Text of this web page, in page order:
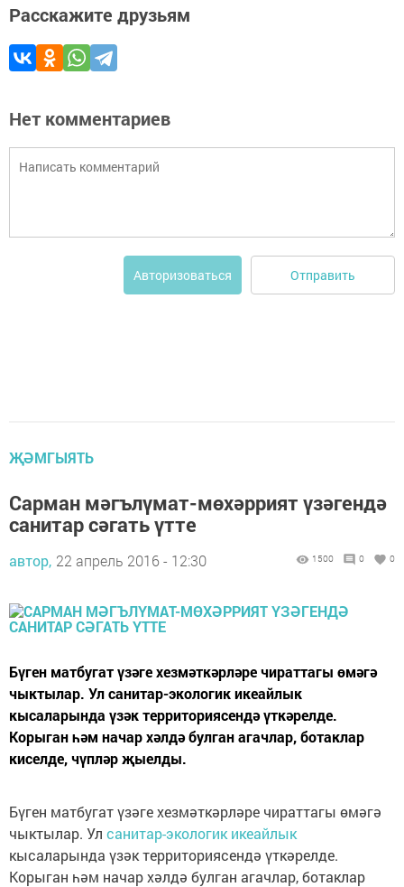
Расскажите друзьям
Нет комментариев
Авторизоваться Отправить
ҖӘМГЫЯТЬ
Сарман мәгълүмат-мөхәррият үзәгендә
санитар сәгать үтте
автор, 22 апрель 2016 - 12:30 1500 0 0
Бүген матбугат үзәге хезмәткәрләре чираттагы өмәгә
чыктылар. Ул санитар-экологик икеайлык
кысаларында үзәк территориясендә үткәрелде.
Корыган һәм начар хәлдә булган агачлар, ботаклар
киселде, чүпләр җыелды.
Бүген матбугат үзәге хезмәткәрләре чираттагы өмәгә
чыктылар. Ул санитар-экологик икеайлык
кысаларында үзәк территориясендә үткәрелде.
Корыган һәм начар хәлдә булган агачлар, ботаклар